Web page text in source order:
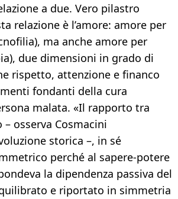
a due. Vero pilastro
relazione è l’amore: amore per
ma anche amore per
due dimensioni in grado di
rispetto, attenzione e financo
fondanti della cura
malata. «Il rapporto tra
osserva Cosmacini
storica –, in sé
perché al sapere-potere
la dipendenza passiva del
e riportato in simmetria